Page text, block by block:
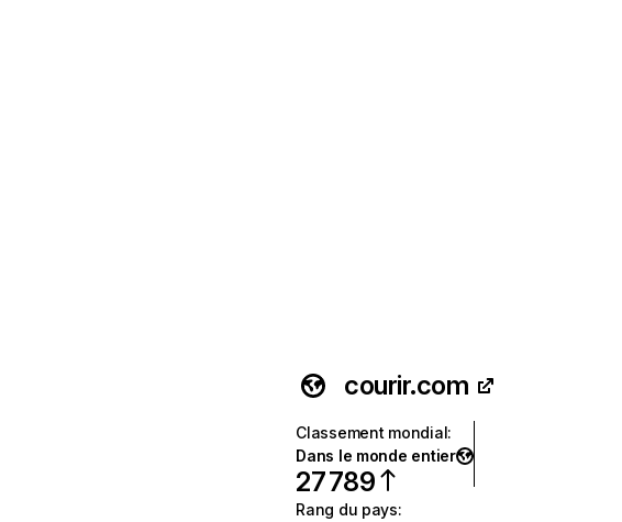
courir.com
Classement mondial:
Dans le monde entier
27 789
Rang du pays: